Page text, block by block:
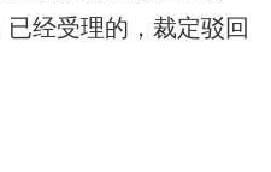
经受理的，裁定驳回